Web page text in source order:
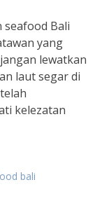
seafood Bali
yang
lewatkan
laut segar di
kelezatan
bali